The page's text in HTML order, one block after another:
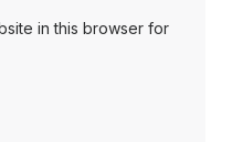
in this browser for